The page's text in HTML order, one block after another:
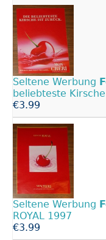
Seltene Werbung
beliebteste
€3.99
Seltene Werbung
ROYAL 1997
€3.99